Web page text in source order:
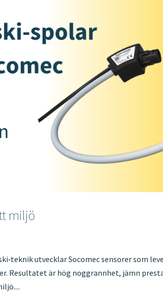
miljö
utvecklar Socomec sensorer som
Resultatet är hög noggrannhet, jämn